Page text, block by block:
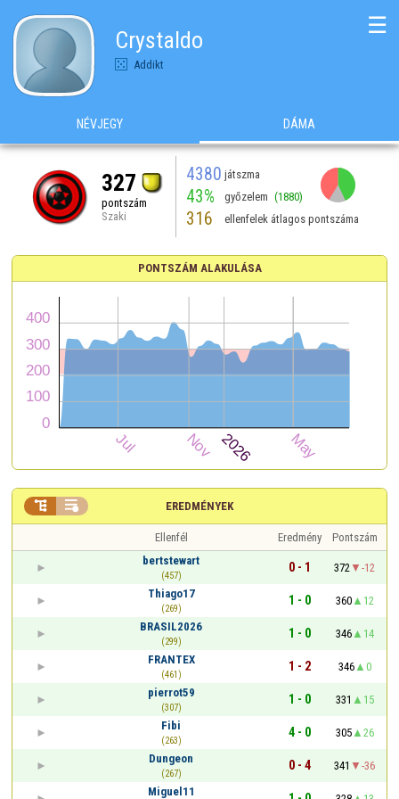
Crystaldo
Addikt
☰
NÉVJEGY DÁMA
327
pontszám
Szaki
4380 játszma
43% győzelem (1880)
316 ellenfelek átlagos pontszáma
PONTSZÁM ALAKULÁSA
EREDMÉNYEK
 
Ellenfél Eredmény
Pontszám
bertstewart
(457)
0 - 1 372
-12
Thiago17
(269)
1 - 0 360
12
BRASIL2026
(299)
1 - 0 346
14
FRANTEX
(461)
1 - 2 346
0
pierrot59
(307)
1 - 0 331
15
Fibi
(263)
4 - 0 305
26
Dungeon
(267)
0 - 4 341
-36
Miguel11